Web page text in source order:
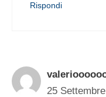
Rispondi
25